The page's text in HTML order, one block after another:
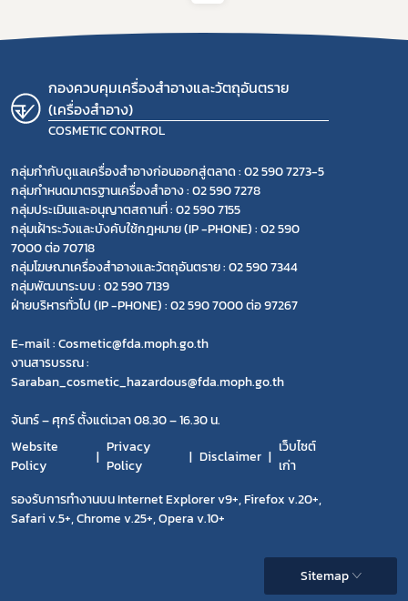
กองควบคุมเครื่องสำอางและวัตถุอันตราย
(เครื่องสำอาง)
COSMETIC CONTROL
กลุ่มกำกับดูแลเครื่องสำอางก่อนออกสู่ตลาด : 02 590 7273-5
กลุ่มกำหนดมาตรฐานเครื่องสำอาง : 02 590 7278
กลุ่มประเมินและอนุญาตสถานที่ : 02 590 7155
กลุ่มเฝ้าระวังและบังคับใช้กฎหมาย (IP -PHONE) : 02 590
7000 ต่อ 70718
กลุ่มโฆษณาเครื่องสำอางและวัตถุอันตราย : 02 590 7344
กลุ่มพัฒนาระบบ : 02 590 7139
ฝ่ายบริหารทั่วไป (IP -PHONE) : 02 590 7000 ต่อ 97267
E-mail : Cosmetic@fda.moph.go.th
งานสารบรรณ :
Saraban_cosmetic_hazardous@fda.moph.go.th
จันทร์ – ศุกร์ ตั้งแต่เวลา 08.30 – 16.30 น.
Website
Policy
Privacy
Policy
Disclaimer
เว็บไซต์
เก่า
รองรับการทำงานบน Internet Explorer v9+, Firefox v.20+,
Safari v.5+, Chrome v.25+, Opera v.10+
Sitemap